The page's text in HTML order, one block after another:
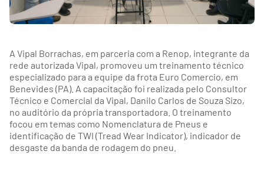
A Vipal Borrachas, em parceria com a Renop, integrante da
rede autorizada Vipal, promoveu um treinamento técnico
especializado para a equipe da frota Euro Comercio, em
Benevides (PA). A capacitação foi realizada pelo Consultor
Técnico e Comercial da Vipal, Danilo Carlos de Souza Sizo,
no auditório da própria transportadora. O treinamento
focou em temas como Nomenclatura de Pneus e
identificação de TWI (Tread Wear Indicator), indicador de
desgaste da banda de rodagem do pneu.